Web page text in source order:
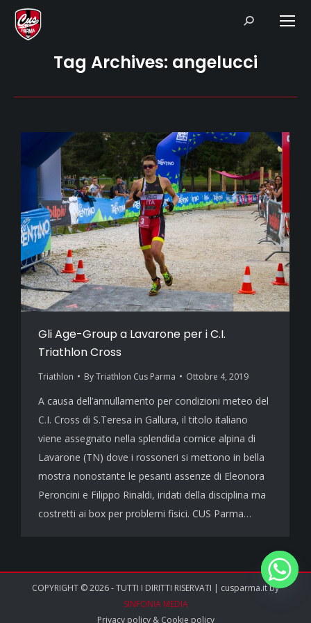
Search:
Tag Archives: angelucci
Gli Age-Group a Lavarone per i C.I.
Triathlon Cross
Triathlon ByTriathlon Cus Parma Ottobre 4, 2019
A causa dell’annullamento per condizioni meteo del
C.I. Cross di S.Teresa in Gallura, il titolo italiano
viene assegnato nella splendida cornice alpina di
Lavarone (TN) dove i rossoneri si mettono in bella
mostra nonostante le pesanti assenze di Eleonora
Peroncini e Filippo Rinaldi, iridati della disciplina ma
costretti ai box per problemi fisici. CUS Parma…
COPYRIGHT © 2026 - TUTTI I DIRITTI RISERVATI | cusparma.it by
SINFONIA MEDIA
Privacy policy& Cookie policy